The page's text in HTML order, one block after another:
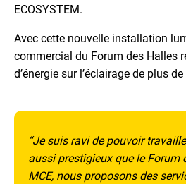
ECOSYSTEM.
Avec cette nouvelle installation
commercial du Forum des Halles
d’énergie sur l’éclairage de plus de
“Je suis ravi de pouvoir
aussi prestigieux que le Forum
MCE, nous proposons des